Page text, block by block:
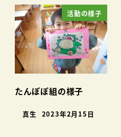
活動の様子
たんぽぽ組の様子
真生 2023年2月15日